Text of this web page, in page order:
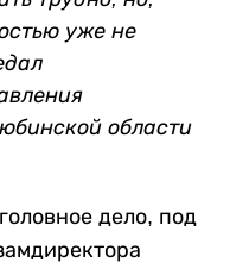
уже не
области
дело, под